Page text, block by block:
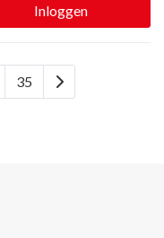
Inloggen
35